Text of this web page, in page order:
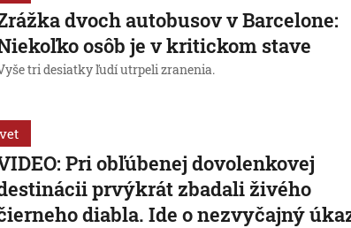
dvoch autobusov v Barcelone:
osôb je v kritickom stave
tri desiatky ľudí utrpeli zranenia.
Pri obľúbenej dovolenkovej
prvýkrát zbadali živého
diabla. Ide o nezvyčajný